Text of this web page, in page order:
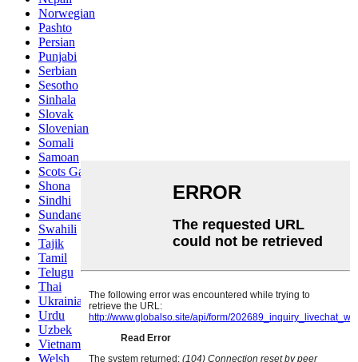
Norwegian
Pashto
Persian
Punjabi
Serbian
Sesotho
Sinhala
Slovak
Slovenian
Somali
Samoan
Scots Gaelic
Shona
Sindhi
Sundanese
Swahili
Tajik
Tamil
Telugu
Thai
Ukrainian
Urdu
Uzbek
Vietnamese
Welsh